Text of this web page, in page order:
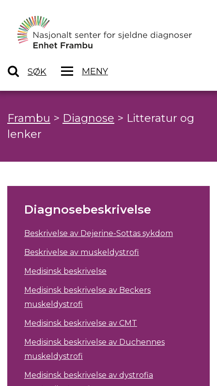
SØK MENY
Frambu > Diagnose > Litteratur og
lenker
Diagnosebeskrivelse
Beskrivelse av Dejerine-Sottas sykdom
Beskrivelse av muskeldystrofi
Medisinsk beskrivelse
Medisinsk beskrivelse av Beckers
muskeldystrofi
Medisinsk beskrivelse av CMT
Medisinsk beskrivelse av Duchennes
muskeldystrofi
Medisinsk beskrivelse av dystrofia